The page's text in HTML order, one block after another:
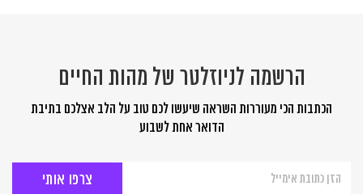
הרשמה לניוזלטר של מהות החיים
הכתבות הכי מעוררות השראה שיעשו לכם טוב על הלב אצלכם בתיבת
הדואר אחת לשבוע
לניוזלטר